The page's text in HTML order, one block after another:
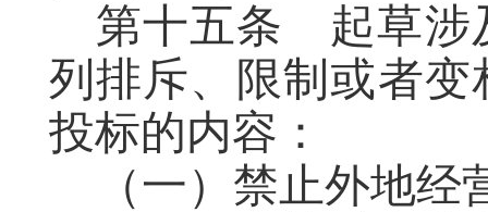
第十五条
起草涉
列排斥、限制或者
投标的内容：
（一）禁止外地